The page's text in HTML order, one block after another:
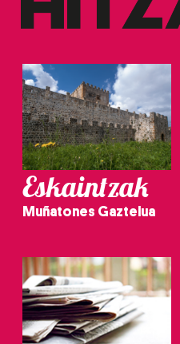
Eskaintzak
Muñatones Gaztelua